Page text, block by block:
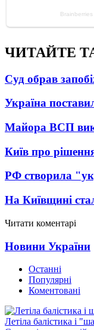
ЧИТАЙТЕ
Суд обрав
Україна
Майора ВСП
Київ про
РФ створила
На Київщині
Читати коментарі
Новини України
Останні
Популярні
Коментовані
Летіла балістика і